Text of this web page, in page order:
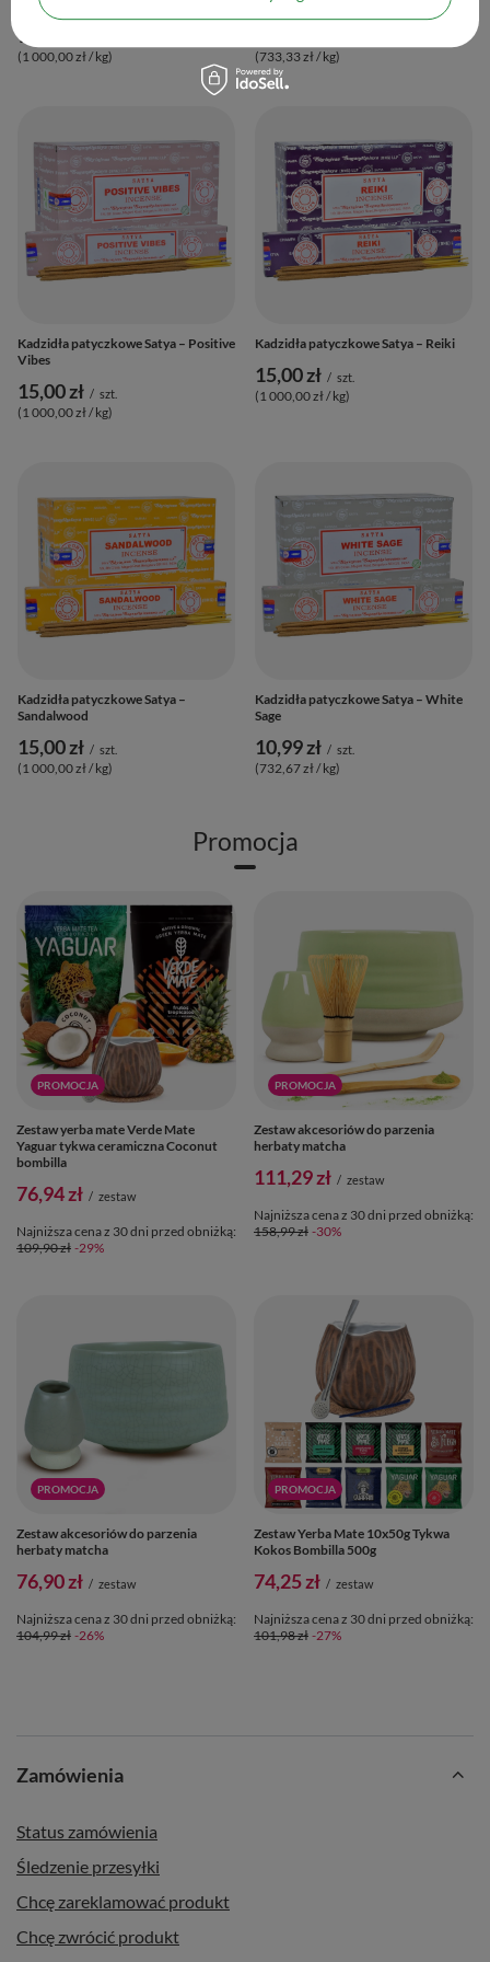
Santo
15,00 zł
(1 000,00 zł / kg)
Patchouli
(733,33 zł / kg)
Kadzidła patyczkowe Satya – Positive
Vibes
15,00 zł / szt.
(1 000,00 zł / kg)
Kadzidła patyczkowe Satya – Reiki
15,00 zł / szt.
(1 000,00 zł / kg)
Kadzidła patyczkowe Satya –
Sandalwood
15,00 zł / szt.
(1 000,00 zł / kg)
Kadzidła patyczkowe Satya – White
Sage
10,99 zł / szt.
(732,67 zł / kg)
Promocja
PROMOCJA
Zestaw yerba mate Verde Mate
Yaguar tykwa ceramiczna Coconut
bombilla
76,94 zł / zestaw
Najniższa cena z 30 dni przed obniżką:
109,90 zł -29%
PROMOCJA
Zestaw akcesoriów do parzenia
herbaty matcha
111,29 zł / zestaw
Najniższa cena z 30 dni przed obniżką:
158,99 zł -30%
PROMOCJA
Zestaw akcesoriów do parzenia
herbaty matcha
76,90 zł / zestaw
Najniższa cena z 30 dni przed obniżką:
104,99 zł -26%
PROMOCJA
Zestaw Yerba Mate 10x50g Tykwa
Kokos Bombilla 500g
74,25 zł / zestaw
Najniższa cena z 30 dni przed obniżką:
101,98 zł -27%
Zamówienia
Status zamówienia
Śledzenie przesyłki
Chcę zareklamować produkt
Chcę zwrócić produkt